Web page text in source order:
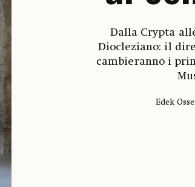
Dalla Crypta
Diocleziano: il
cambieranno i
Edek